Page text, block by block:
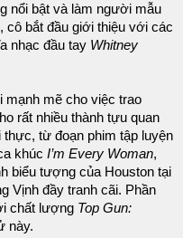
nổi bật và làm người mẫu
cô bắt đầu giới thiệu với các
nhạc đầu tay Whitney
mạnh mẽ cho việc trao
rất nhiều thành tựu quan
từ đoạn phim tập luyện
khúc I’m Every Woman,
biểu tượng của Houston tại
Vịnh đầy tranh cãi. Phần
chất lượng Top Gun:
này.